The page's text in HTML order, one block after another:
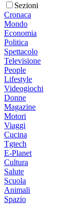
Sezioni
Cronaca
Mondo
Economia
Politica
Spettacolo
Televisione
People
Lifestyle
Videogiochi
Donne
Magazine
Motori
Viaggi
Cucina
Tgtech
E-Planet
Cultura
Salute
Scuola
Animali
Spazio